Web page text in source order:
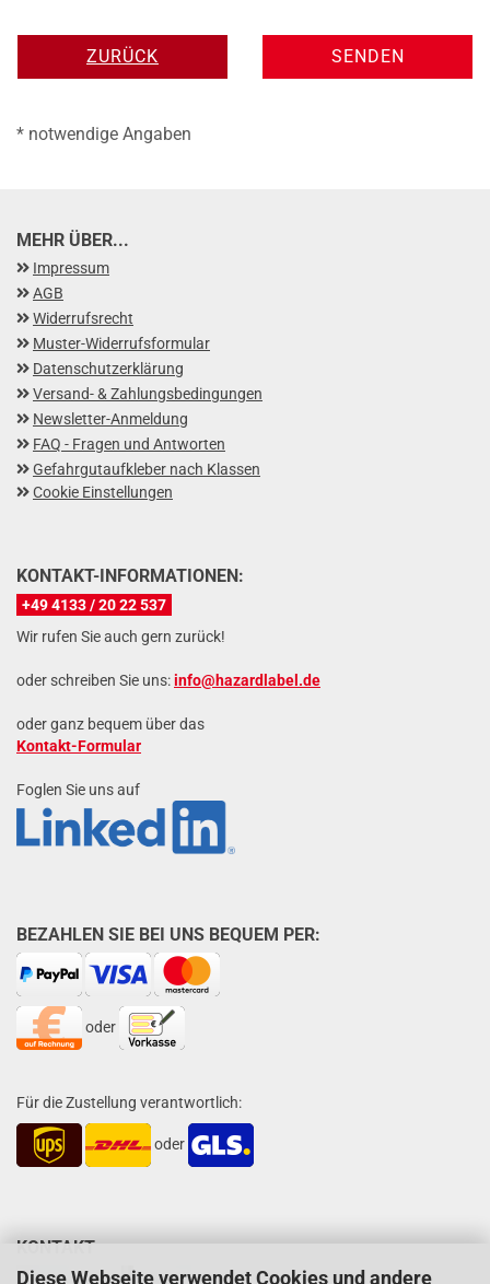
Diese Webseite verwendet Cookies und andere
ZURÜCK SENDEN
* notwendige Angaben
MEHR ÜBER...
Impressum
AGB
Widerrufsrecht
Muster-Widerrufsformular
Datenschutzerklärung
Versand- & Zahlungsbedingungen
Newsletter-Anmeldung
FAQ - Fragen und Antworten
Gefahrgutaufkleber nach Klassen
Cookie Einstellungen
KONTAKT-INFORMATIONEN:
+49 4133 / 20 22 537
Wir rufen Sie auch gern zurück!
oder schreiben Sie uns:info@hazardlabel.de
oder ganz bequem über das
Kontakt-Formular
Foglen Sie uns auf
BEZAHLEN SIE BEI UNS BEQUEM PER:
oder
Für die Zustellung verantwortlich:
oder
KONTAKT